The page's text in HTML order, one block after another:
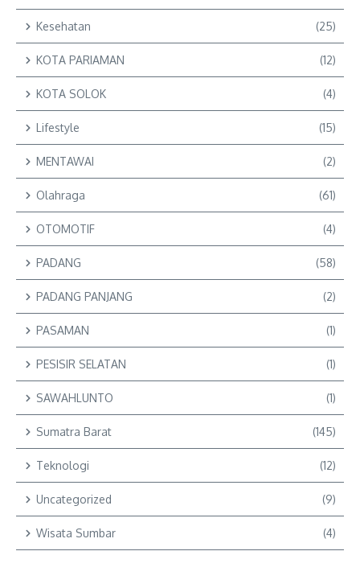
Kesehatan (25)
KOTA PARIAMAN (12)
KOTA SOLOK (4)
Lifestyle (15)
MENTAWAI (2)
Olahraga (61)
OTOMOTIF (4)
PADANG (58)
PADANG PANJANG (2)
PASAMAN (1)
PESISIR SELATAN (1)
SAWAHLUNTO (1)
Sumatra Barat (145)
Teknologi (12)
Uncategorized (9)
Wisata Sumbar (4)